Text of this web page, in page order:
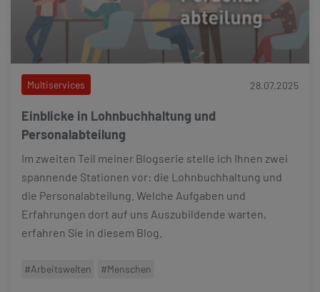
28.07.2025
Multiservices
Einblicke in Lohnbuchhaltung und
Personalabteilung
Im zweiten Teil meiner Blogserie stelle ich Ihnen zwei
spannende Stationen vor: die Lohnbuchhaltung und
die Personalabteilung. Welche Aufgaben und
Erfahrungen dort auf uns Auszubildende warten,
erfahren Sie in diesem Blog.
#Arbeitswelten #Menschen